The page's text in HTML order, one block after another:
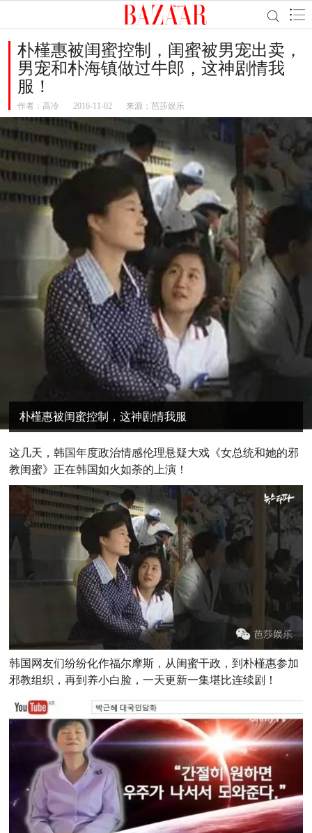
朴槿惠被闺蜜控制，闺蜜被男宠出卖，
男宠和朴海镇做过牛郎，这神剧情我
服！
作者： 高冷 2016-11-02 来源：芭莎娱乐
朴槿惠被闺蜜控制，这神剧情我服
这几天，韩国年度政治情感伦理悬疑大戏《女总统和她的邪
教闺蜜》正在韩国如火如荼的上演！
韩国网友们纷纷化作福尔摩斯，从闺蜜干政，到朴槿惠参加
邪教组织，再到养小白脸，一天更新一集堪比连续剧！